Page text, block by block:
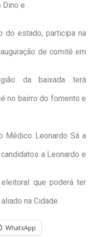
e
do estado, participa na
de comitê em
da baixada terá
no bairro do fomento e
Médico Leonardo Sá a
a Leonardo e
que poderá ter
na Cidade.
WhatsApp